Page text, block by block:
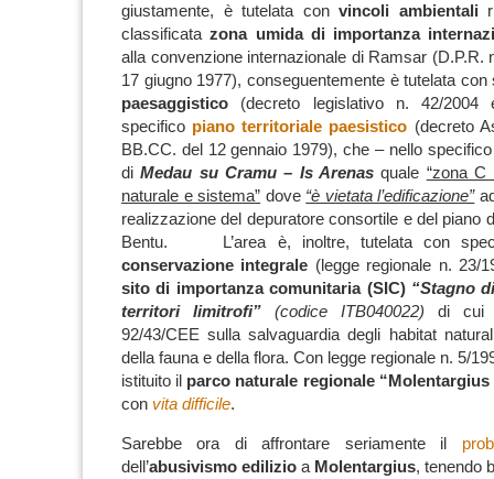
giustamente, è tutelata con vincoli ambientali
classificatazona umida di importanza
alla convenzione internazionale di Ramsar (D.P.R.
17 giugno 1977), conseguentemente è tutelata
paesaggistico (decreto legislativo n. 42/
specifico piano territoriale paesistico (decreto
BB.CC. del 12 gennaio 1979), che – nello specifico
diMedau su Cramu – Is Arenas quale “zona C
naturale e sistema” dove “è vietata l’edificazione”
realizzazione del depuratore consortile e del piano
Bentu. L’area è, inoltre, tutelata con
conservazione integrale (legge regionale n. 23/
sito di importanza comunitaria (SIC) “Stagno
territori limitrofi” (codice ITB040022) di cui
92/43/CEE sulla salvaguardia degli habitat
della fauna e della flora. Con legge regionale n. 5/
istituito il parco naturale regionale “Molentargius
con vita difficile.
Sarebbe ora di affrontare seriamente il
dell’abusivismo edilizio a Molentargius, tenendo